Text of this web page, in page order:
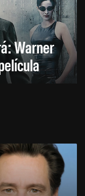
Warner